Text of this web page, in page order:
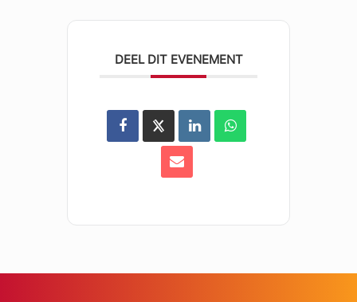
DEEL DIT EVENEMENT